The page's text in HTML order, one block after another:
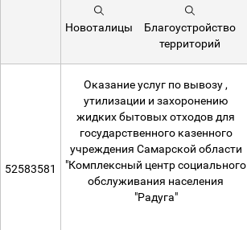
Новоталицы
Благоустройство
территорий
52583581
Оказание услуг по вывозу ,
утилизации и захоронению
жидких бытовых отходов для
государственного казенного
учреждения Самарской области
"Комплексный центр социального
обслуживания населения
"Радуга"